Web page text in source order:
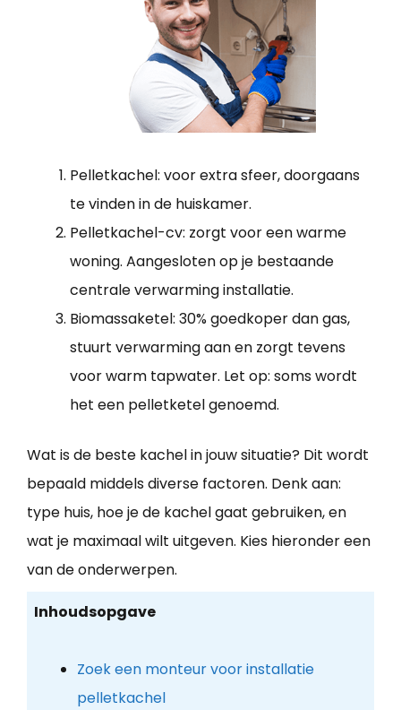
Pelletkachel: voor extra sfeer, doorgaans
te vinden in de huiskamer.
Pelletkachel-cv: zorgt voor een warme
woning. Aangesloten op je bestaande
centrale verwarming installatie.
Biomassaketel: 30% goedkoper dan gas,
stuurt verwarming aan en zorgt tevens
voor warm tapwater. Let op: soms wordt
het een pelletketel genoemd.
Wat is de beste kachel in jouw situatie? Dit wordt
bepaald middels diverse factoren. Denk aan:
type huis, hoe je de kachel gaat gebruiken, en
wat je maximaal wilt uitgeven. Kies hieronder een
van de onderwerpen.
Inhoudsopgave
Zoek een monteur voor installatie
pelletkachel